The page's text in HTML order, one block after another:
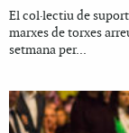
El col·lectiu de
marxes de torxes
setmana per...